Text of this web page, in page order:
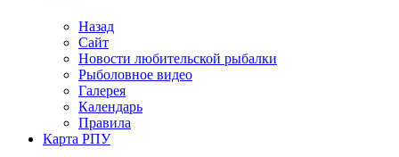
Назад
Сайт
Новости любительской рыбалки
Рыболовное видео
Галерея
Календарь
Правила
Карта РПУ